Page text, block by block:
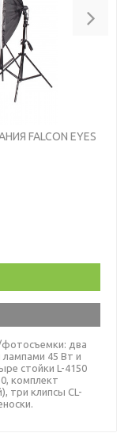
FALCON EYES
фотосъемки: два
45 Вт и
стойки L-4150
комплект
три клипсы CL-